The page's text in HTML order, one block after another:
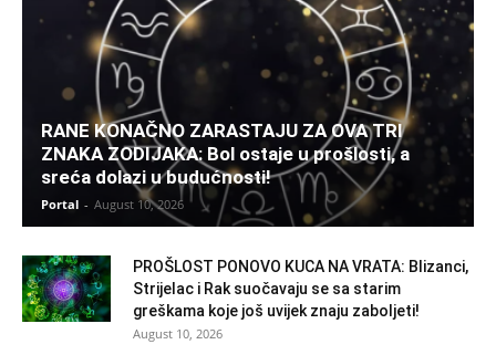
RANE KONAČNO ZARASTAJU ZA OVA TRI
ZNAKA ZODIJAKA: Bol ostaje u prošlosti, a
sreća dolazi u budućnosti!
Portal - August 10, 2026
PROŠLOST PONOVO KUCA NA VRATA: Blizanci,
Strijelac i Rak suočavaju se sa starim
greškama koje još uvijek znaju zaboljeti!
August 10, 2026